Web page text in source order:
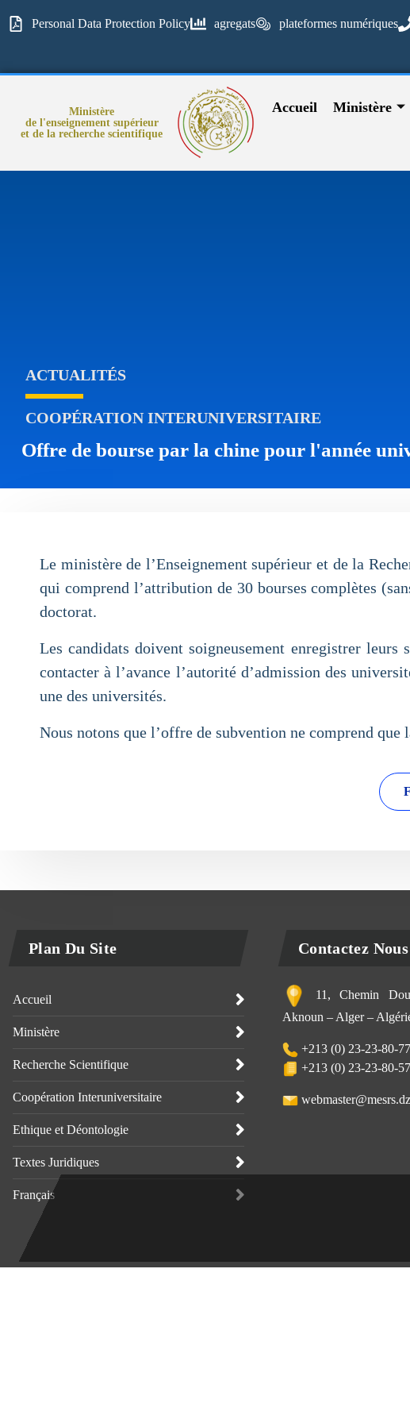
Personal Data Protection Policy agregats plateformes numériques
Ministère
de l'enseignement supérieur
et de la recherche scientifique
Accueil Ministère
ACTUALITÉS
COOPÉRATION INTERUNIVERSITAIRE
Offre de bourse par la chine pour l'année
Le ministère de l’Enseignement supérieur et de la
qui comprend l’attribution de 30 bourses complètes
doctorat.
Les candidats doivent soigneusement enregistrer
contacter à l’avance l’autorité d’admission des
une des universités.
Nous notons que l’offre de subvention ne comprend
Plan Du Site
Accueil
Ministère
Recherche Scientifique
Coopération Interuniversitaire
Ethique et Déontologie
Textes Juridiques
Français
Contactez Nous
11, Chemin
Aknoun – Alger –
+213 (0) 23-23-80-77
+213 (0) 23-23-80-57
webmaster@mesrs.dz